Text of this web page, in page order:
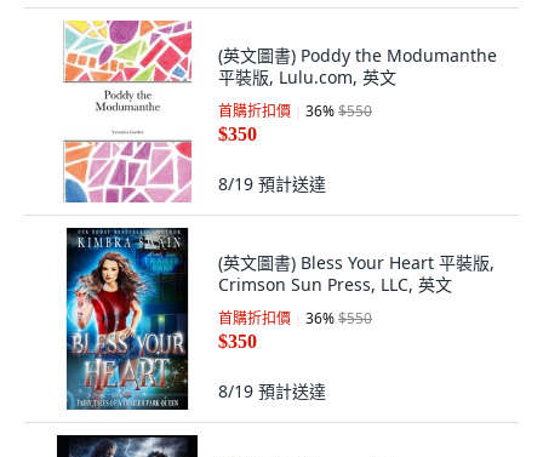
(英文圖書) Poddy the Modumanthe
平裝版, Lulu.com, 英文
首購折扣價 36%$550
$350
8/19 預計送達
(英文圖書) Bless Your Heart 平裝版,
Crimson Sun Press, LLC, 英文
首購折扣價 36%$550
$350
8/19 預計送達